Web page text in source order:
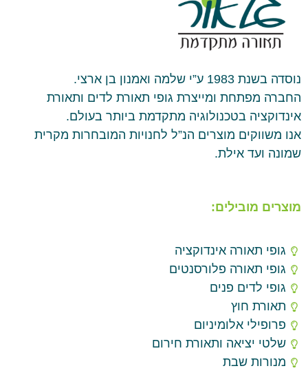
נוסדה בשנת 1983 ע”י שלמה ואמנון בן ארצי.
החברה מפתחת ומייצרת גופי תאורת לדים ותאורת
אינדוקציה בטכנולוגיה מתקדמת ביותר בעולם.
אנו משווקים מוצרים הנ”ל לחנויות המובחרות מקרית
שמונה ועד אילת.
מוצרים מובילים:
גופי תאורה אינדוקציה
גופי תאורה פלורסנטים
גופי לדים פנים
תאורת חוץ
פרופילי אלומיניום
שלטי יציאה ותאורת חירום
מנורות שבת